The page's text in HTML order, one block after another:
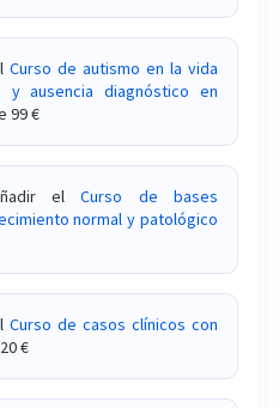
adicción al cannabis
la adicción al alcohol
de las adicciones a los
de los trastornos de
de los trastornos del
Curso de autismo en la vida
y ausencia diagnóstico en
99 €
elCurso de bases
normal y patológico
Curso de casos clínicos con
€